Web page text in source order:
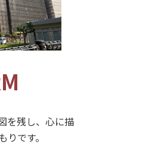
を残し、心に描
です。